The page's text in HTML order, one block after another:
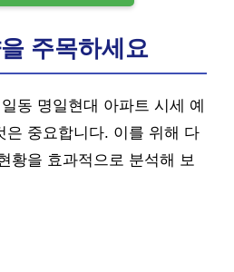
주목하세요
동 명일현대 아파트 시세 예
은 중요합니다. 이를 위해 다
황을 효과적으로 분석해 보